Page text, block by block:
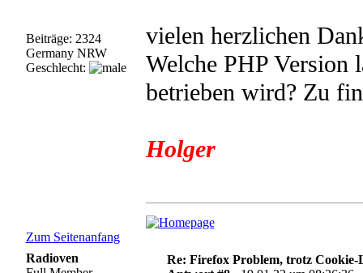
Beiträge: 2324
Germany NRW
Geschlecht:
vielen herzlichen
Welche PHP Version
betrieben wird? Zu
Holger
Zum Seitenanfang
Radioven
Re: Firefox Problem, trotz Cookie-